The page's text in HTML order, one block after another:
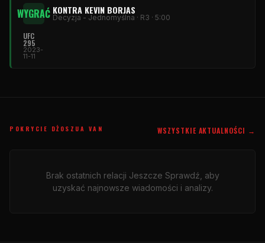
WYGRAĆ KONTRA KEVIN BORJAS
Decyzja - Jednomyślna · R3 · 5:00
UFC
295
2023-
11-11
POKRYCIE DŻOSZUA VAN WSZYSTKIE AKTUALNOŚCI →
Brak ostatnich relacji Jeszcze Sprawdź, aby
uzyskać najnowsze wiadomości i analizy.